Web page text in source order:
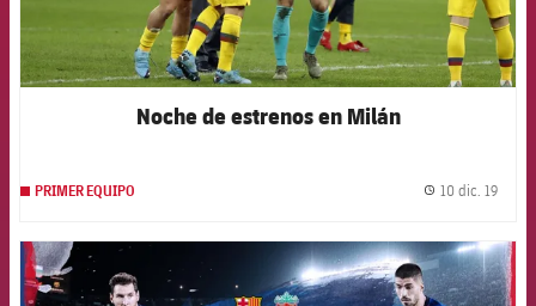
Noche de estrenos en Milán
PRIMER EQUIPO 10 dic. 19
FCB Barcelona badge